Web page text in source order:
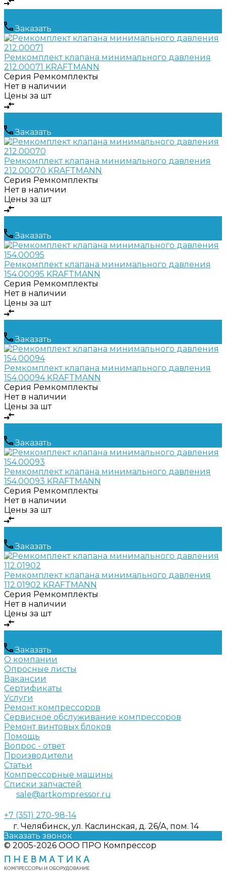
Заказать
Ремкомплект клапана минимального давления
212.00071 KRAFTMANN
Серия Ремкомплекты
Нет в наличии
Цены за шт
Заказать
Ремкомплект клапана минимального давления
212.00070 KRAFTMANN
Серия Ремкомплекты
Нет в наличии
Цены за шт
Заказать
Ремкомплект клапана минимального давления
154.00095 KRAFTMANN
Серия Ремкомплекты
Нет в наличии
Цены за шт
Заказать
Ремкомплект клапана минимального давления
154.00094 KRAFTMANN
Серия Ремкомплекты
Нет в наличии
Цены за шт
Заказать
Ремкомплект клапана минимального давления
154.00093 KRAFTMANN
Серия Ремкомплекты
Нет в наличии
Цены за шт
Заказать
Ремкомплект клапана минимального давления
112.01902 KRAFTMANN
Серия Ремкомплекты
Нет в наличии
Цены за шт
Заказать
О компании
Опросные листы
Вакансии
Сертификаты
Услуги
Ремонт компрессоров
Сервисное обслуживание компрессоров
Ремонт винтовых блоков
Помощь
Вопрос - ответ
Производители
Статьи
Компрессорные машины
Списки запчастей
sale@artkompressor.ru
+7 (351) 270-98-14
г. Челябинск, ул. Каслинская, д. 26/А, пом. 14
Заказать звонок
© 2005-2026 ООО ПРО Компрессор